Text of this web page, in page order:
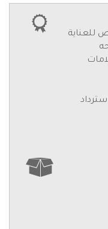
للعناية
استرداد